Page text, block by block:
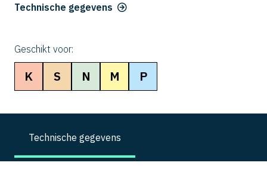
Technische gegevens
Geschikt voor:
K S N M P
Technische gegevens